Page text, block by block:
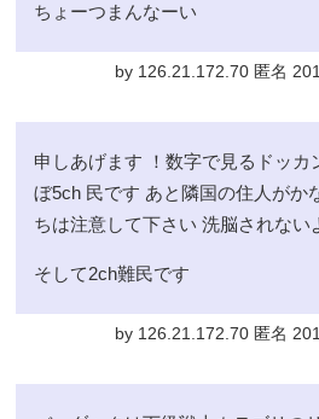
ちょーつまんなーい
by 126.21.172.70 匿名
申しあげます ！数字で見るドッカ
ぼ5ch 民です あと隣国の住人がか
ちは注意して下さい 洗脳されない
そして2ch難民です
by 126.21.172.70 匿名